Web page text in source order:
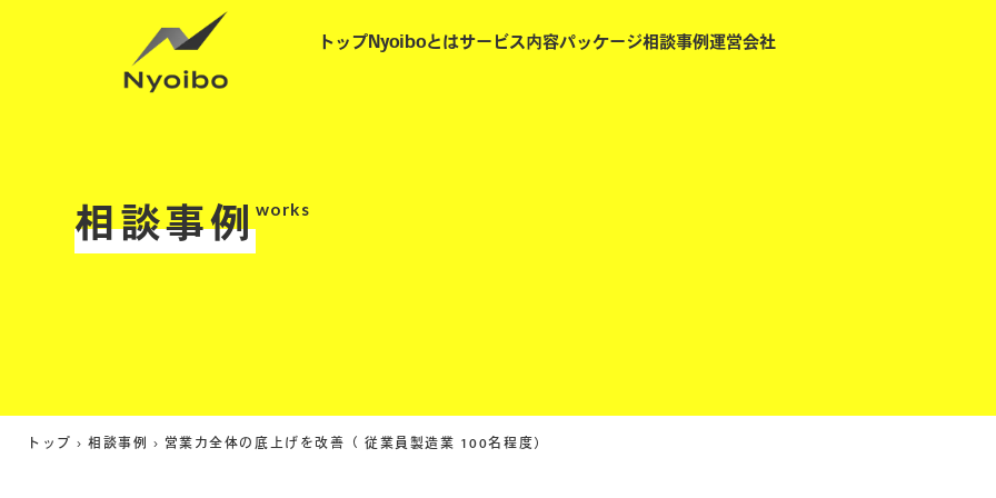
トップNyoiboとはサービス内容パッケージ相談事例 運営会社
相談事例works
トップ › 相談事例 › 営業力全体の底上げを改善（ 従業員製造業 100名程度）